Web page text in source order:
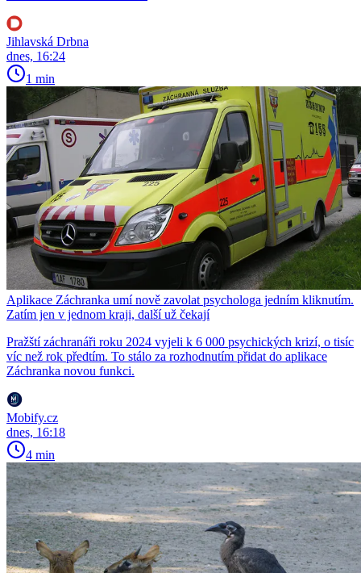
Jihlavská Drbna
dnes, 16:24
1 min
Aplikace Záchranka umí nově zavolat psychologa jedním kliknutím.
Zatím jen v jednom kraji, další už čekají
Pražští záchranáři roku 2024 vyjeli k 6 000 psychických krizí, o tisíc
víc než rok předtím. To stálo za rozhodnutím přidat do aplikace
Záchranka novou funkci.
Mobify.cz
dnes, 16:18
4 min